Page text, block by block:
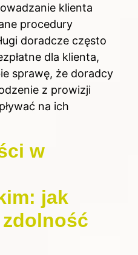
klienta
procedury
doradcze często
dla klienta,
sprawę, że doradcy
z prowizji
na ich
w
jak
zdolność